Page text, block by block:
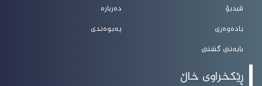
ڤیدیۆ
یادەوەری
بابەتی گشتی
دەربارە
پەیوەندی
ڕێکخراوی خاڵ